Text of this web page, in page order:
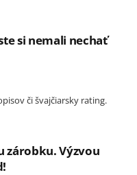
si nemali nechať
či švajčiarsky rating.
zárobku. Výzvou